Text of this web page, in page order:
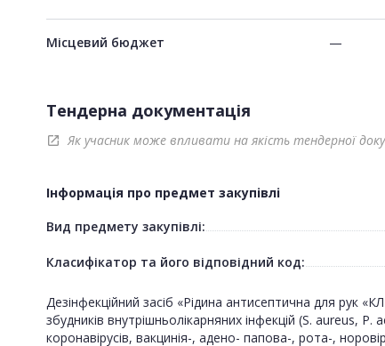
Місцевий бюджет —
Тендерна документація
open_in_new Як учасник може впливати на якість тендерної
Інформація про предмет закупівлі
Вид предмету закупівлі:
Класифікатор та його відповідний код:
Дезінфекційний засіб «Рідина антисептична для рук
збудників внутрішньолікарняних інфекцій (S. aureus,
коронавірусів, вакцинія-, адено- папова-, рота-,